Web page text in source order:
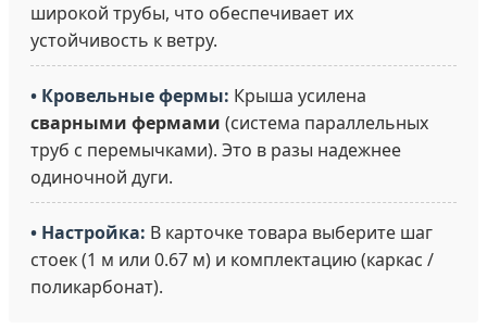
широкой трубы, что обеспечивает их
устойчивость к ветру.
• Кровельные фермы: Крыша усилена
сварными фермами (система параллельных
труб с перемычками). Это в разы надежнее
одиночной дуги.
• Настройка: В карточке товара выберите шаг
стоек (1 м или 0.67 м) и комплектацию (каркас /
поликарбонат).